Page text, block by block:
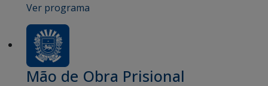
Ver programa
Mão de Obra Prisional